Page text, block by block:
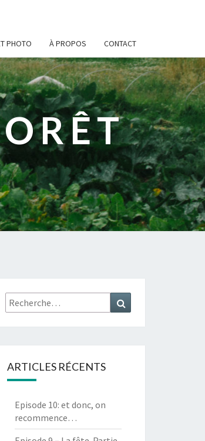
PHOTO À PROPOS CONTACT
Rechercher :
ARTICLES RÉCENTS
Episode 10: et donc, on
recommence…